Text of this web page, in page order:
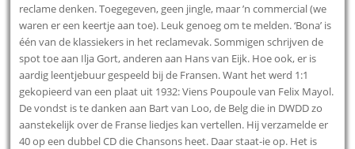
reclame denken. Toegegeven, geen jingle, maar ’n commercial (we
waren er een keertje aan toe). Leuk genoeg om te melden. ‘Bona’ is
één van de klassiekers in het reclamevak. Sommigen schrijven de
spot toe aan Ilja Gort, anderen aan Hans van Eijk. Hoe ook, er is
aardig leentjebuur gespeeld bij de Fransen. Want het werd 1:1
gekopieerd van een plaat uit 1932: Viens Poupoule van Felix Mayol.
De vondst is te danken aan Bart van Loo, de Belg die in DWDD zo
aanstekelijk over de Franse liedjes kan vertellen. Hij verzamelde er
40 op een dubbel CD die Chansons heet. Daar staat-ie op. Het is